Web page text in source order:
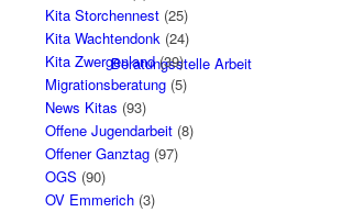
Beratungsstelle Arbeit
Kita Storchennest(25)
Kita Wachtendonk(24)
Kita Zwergenland(39)
Migrationsberatung(5)
News Kitas (93)
Offene Jugendarbeit(8)
Offener Ganztag(97)
OGS (90)
OV Emmerich(3)